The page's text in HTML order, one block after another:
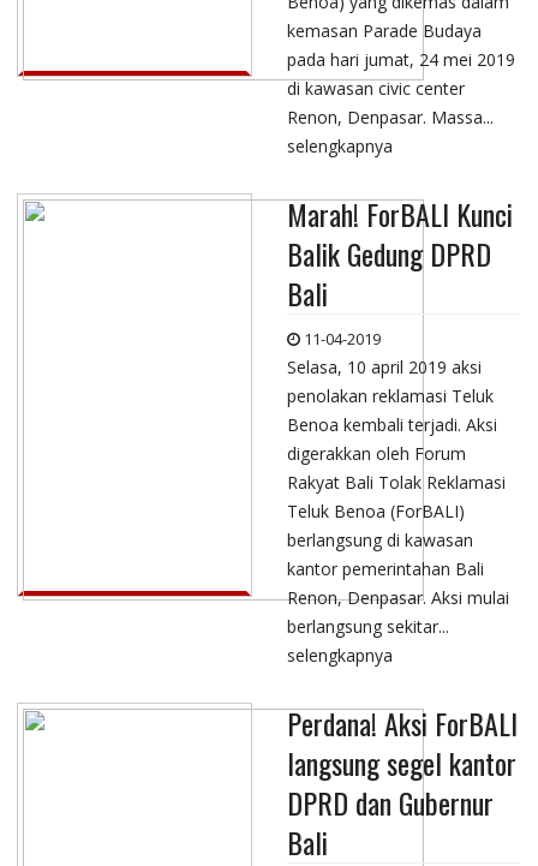
kemasan Parade Budaya
pada hari jumat, 24 mei 2019
di kawasan civic center
Renon, Denpasar. Massa...
selengkapnya
Marah! ForBALI Kunci
Balik Gedung DPRD
Bali
11-04-2019
Selasa, 10 april 2019 aksi
penolakan reklamasi Teluk
Benoa kembali terjadi. Aksi
digerakkan oleh Forum
Rakyat Bali Tolak Reklamasi
Teluk Benoa (ForBALI)
berlangsung di kawasan
kantor pemerintahan Bali
Renon, Denpasar. Aksi mulai
berlangsung sekitar...
selengkapnya
Perdana! Aksi ForBALI
langsung segel kantor
DPRD dan Gubernur
Bali